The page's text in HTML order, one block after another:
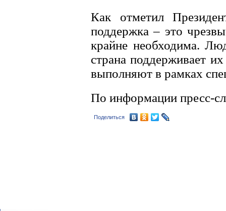
Как отметил
поддержка – это
крайне необходима.
страна поддерживает
выполняют в рамках
По информации пресс-
Поделиться